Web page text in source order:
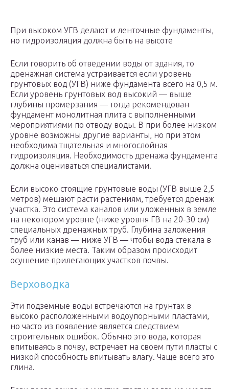
При высоком УГВ делают и ленточные фундаменты,
но гидроизоляция должна быть на высоте
Если говорить об отведении воды от здания, то
дренажная система устраивается если уровень
грунтовых вод (УГВ) ниже фундамента всего на 0,5 м.
Если уровень грунтовых вод высокий — выше
глубины промерзания — тогда рекомендован
фундамент монолитная плита с выполненными
мероприятиями по отводу воды. В при более низком
уровне возможны другие варианты, но при этом
необходима тщательная и многослойная
гидроизоляция. Необходимость дренажа фундамента
должна оцениваться специалистами.
Если высоко стоящие грунтовые воды (УГВ выше 2,5
метров) мешают расти растениям, требуется дренаж
участка. Это система каналов или уложенных в земле
на некотором уровне (ниже уровня ГВ на 20-30 см)
специальных дренажных труб. Глубина заложения
труб или канав — ниже УГВ — чтобы вода стекала в
более низкие места. Таким образом происходит
осушение прилегающих участков почвы.
Верховодка
Эти подземные воды встречаются на грунтах в
высоко расположенными водоупорными пластами,
но часто из появление является следствием
строительных ошибок. Обычно это вода, которая
впитываясь в почву, встречает на своем пути пласты с
низкой способность впитывать влагу. Чаще всего это
глина.